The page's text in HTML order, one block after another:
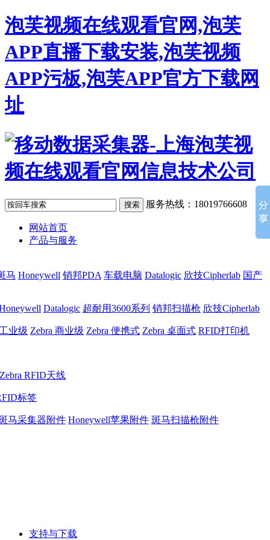
泡芙视频在线观看官网,泡芙
APP直播下载安装,泡芙视频
APP污板,泡芙APP官方下载网
址
服务热线：18019766608
网站首页
产品与服务
马 Honeywell 销邦PDA 车载电脑 Datalogic 欣技Cipherlab 国产
Datalogic 超耐用3600系列 销邦扫描枪 欣技Cipherlab
业级 Zebra 商业级 Zebra 便携式 Zebra 桌面式 RFID打印机
Zebra RFID天线
标签
马采集器附件 Honeywell苹果附件 斑马扫描枪附件
支持与下载